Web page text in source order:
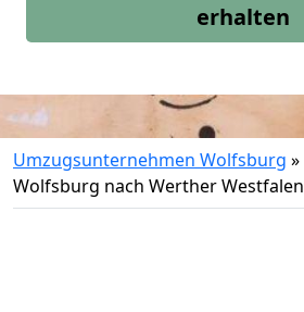
erhalten
Umzugsunternehmen Wolfsburg »
Wolfsburg nach Werther Westfalen